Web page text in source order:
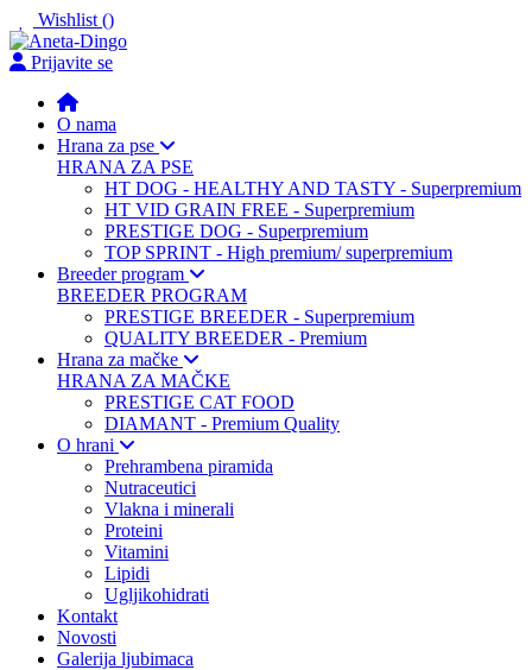
Wishlist ()
Prijavite se
O nama
Hrana za pse
HRANA ZA PSE
HT DOG - HEALTHY AND TASTY - Superpremium
HT VID GRAIN FREE - Superpremium
PRESTIGE DOG - Superpremium
TOP SPRINT - High premium/ superpremium
Breeder program
BREEDER PROGRAM
PRESTIGE BREEDER - Superpremium
QUALITY BREEDER - Premium
Hrana za mačke
HRANA ZA MAČKE
PRESTIGE CAT FOOD
DIAMANT - Premium Quality
O hrani
Prehrambena piramida
Nutraceutici
Vlakna i minerali
Proteini
Vitamini
Lipidi
Ugljikohidrati
Kontakt
Novosti
Galerija ljubimaca